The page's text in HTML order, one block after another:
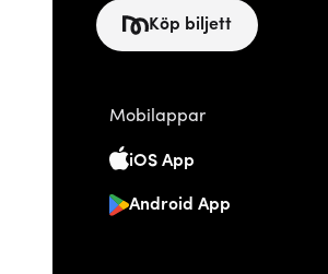
Köp biljett
Mobilappar
iOS App
Android App